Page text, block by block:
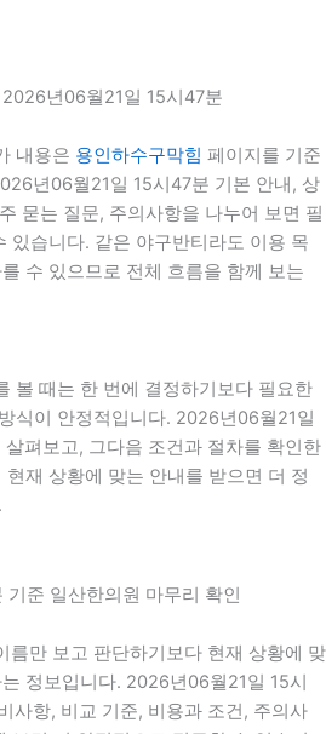
년06월21일 15시47분
내용은 용인하수구막힘 페이지를 기준
년06월21일 15시47분 기본 안내, 상
묻는 질문, 주의사항을 나누어 보면 필
있습니다. 같은 야구반티라도 이용 목
수 있으므로 전체 흐름을 함께 보는
볼 때는 한 번에 결정하기보다 필요한
식이 안정적입니다. 2026년06월21일
펴보고, 그다음 조건과 절차를 확인한
재 상황에 맞는 안내를 받으면 더 정
준 일산한의원 마무리 확인
름만 보고 판단하기보다 현재 상황에 맞
정보입니다. 2026년06월21일 15시
사항, 비교 기준, 비용과 조건, 주의사